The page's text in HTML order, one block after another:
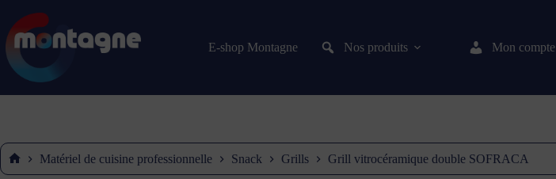
E-shop Montagne Nos produits Mon compte
Accueil
Matériel de cuisine professionnelle Snack Grills Grill vitrocéramique double SOFRACA